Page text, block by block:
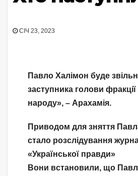
СІЧ 23, 2023
Павло Халімон буде
заступника голови
народу», – Арахамія.
Приводом для зняття
стало розслідування
«Української правди»
Вони встановили, що